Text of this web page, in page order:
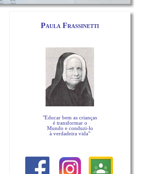
Paula Frassinetti
"Educar bem as crianças
é transformar o
Mundo e conduzi-lo
à verdadeira vida"